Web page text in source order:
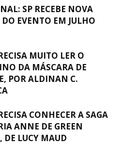
SP RECEBE NOVA
DO EVENTO EM JULHO
MUITO LER O
DA MÁSCARA DE
POR ALDINAN C.
CONHECER A SAGA
ANNE DE GREEN
DE LUCY MAUD